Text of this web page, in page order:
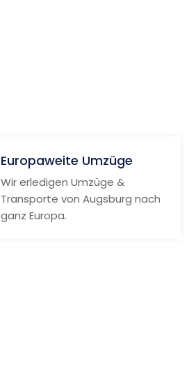
Europaweite Umzüge
Wir erledigen Umzüge &
Transporte von Augsburg nach
ganz Europa.